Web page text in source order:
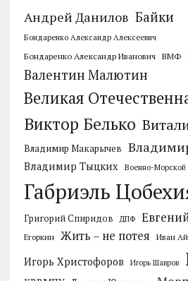
Андрей Данилов Байки
Бондаренко Александр Алексеевич
Бондаренко Александр Иванович ВМФ
Валентин Малютин
Великая
Виктор Белько
Владимир Макарычев
Владимир Тыцких Военно-Морской
Габриэль
Григорий Спиридов ДПФ
Егоркин Жить – не потея Иван
Игорь Христофоров Игорь Шавров